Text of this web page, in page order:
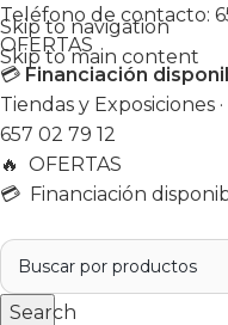
Skip to navigation
Skip to main content
Teléfono de contacto:
OFERTAS
💳 Financiación
Tiendas y Exposiciones ·
657 02 79 12
🔥 OFERTAS
💳 Financiación
Search